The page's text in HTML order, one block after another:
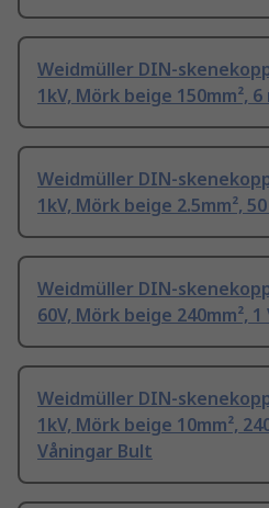
Weidmüller DIN-
1kV, Mörk beige 150mm²,
Weidmüller DIN-
1kV, Mörk beige 2.5mm²,
Weidmüller DIN-
60V, Mörk beige 240mm²,
Weidmüller DIN-
1kV, Mörk beige 10mm²,
Våningar Bult